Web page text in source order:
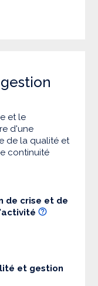
et le
d'une
de la qualité et
continuité
de crise et de
et gestion